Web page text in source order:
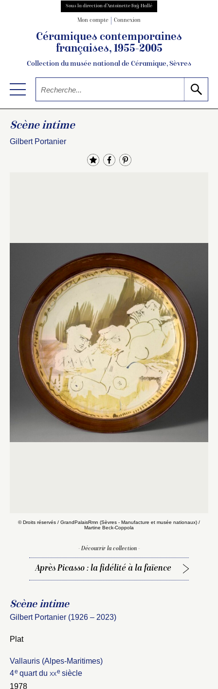
Sous la direction d’Antoinette Faÿ-Hallé
Mon compte Connexion
Céramiques contemporaines
françaises, 1955-2005
Collection du musée national de Céramique, Sèvres
Scène intime
Gilbert Portanier
© Droits réservés / GrandPalaisRmn (Sèvres - Manufacture et musée nationaux) /
Martine Beck-Coppola
- Découvrir la collection -
Après Picasso : la fidélité à la faïence
Scène intime
Gilbert Portanier (1926 – 2023)
Plat
Vallauris (Alpes-Maritimes)
4e quart du xxe siècle
1978